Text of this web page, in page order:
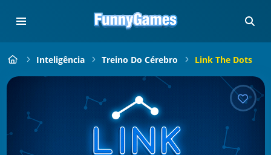
Inteligência Treino Do Cérebro Link The Dots